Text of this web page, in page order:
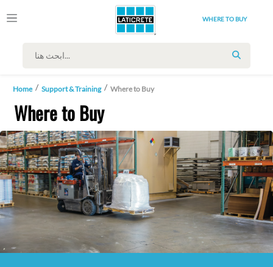
WHERE TO BUY
SEARCH
Home Support & Training Where to Buy
Where to Buy